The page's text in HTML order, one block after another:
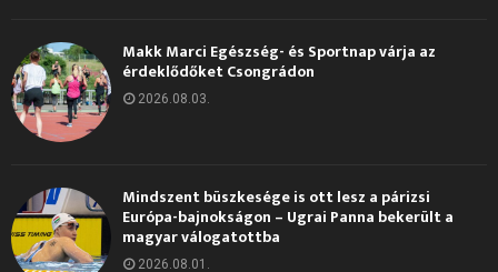
Makk Marci Egészség- és Sportnap várja az
érdeklődőket Csongrádon
2026.08.03.
Mindszent büszkesége is ott lesz a párizsi
Európa-bajnokságon – Ugrai Panna bekerült a
magyar válogatottba
2026.08.01.